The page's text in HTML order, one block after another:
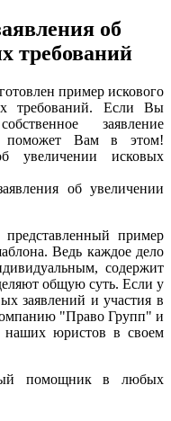
об
требований
пример искового
требований. Если Вы
заявление
поможет Вам в этом!
пример
Ведь каждое дело
содержит
общую суть. Если у
заявлений и участия в
"Право Групп" и
наших юристов в своем
помощник в любых